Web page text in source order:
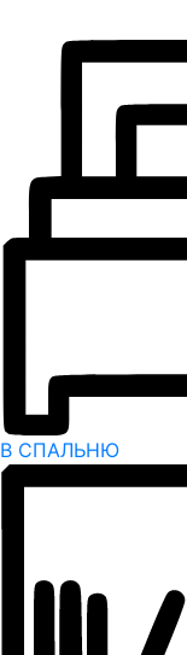
В СПАЛЬНЮ